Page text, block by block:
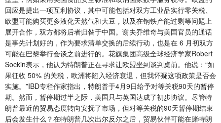
回应是提出一项互利协议，其中可能包括对双方工业品实行零关税、
欧盟可能购买更多液化天然气和大豆，以及在钢铁产能过剩等问题上
展开合作，双方都将后者归咎于中国。谢夫乔维奇与美国官员的通话
是事先计划好的，作为要求清单交换的后续行动，也是在 6 月初双方
可能在巴黎举行会谈之前进行的。花旗集团高级全球经济学家Robert
Sockin表示，他认为特朗普正在寻求让欧盟坐到谈判桌前。他说：“如
果征收 50% 的关税，欧洲将陷入经济衰退，但我怀疑这项政策是否会
实施。”IBD专栏作家指出，特朗普于4月9日给予对等关税90天的暂停
期。然而，暂停期过半之际，美国只与英国达成了初步协议。尽管特
朗普最近的贸易态度转向安抚了市场，但对等关税的90天暂停期结束
后会发生什么？在特朗普几次出尔反尔之后，贸易伙伴可能在赌特朗